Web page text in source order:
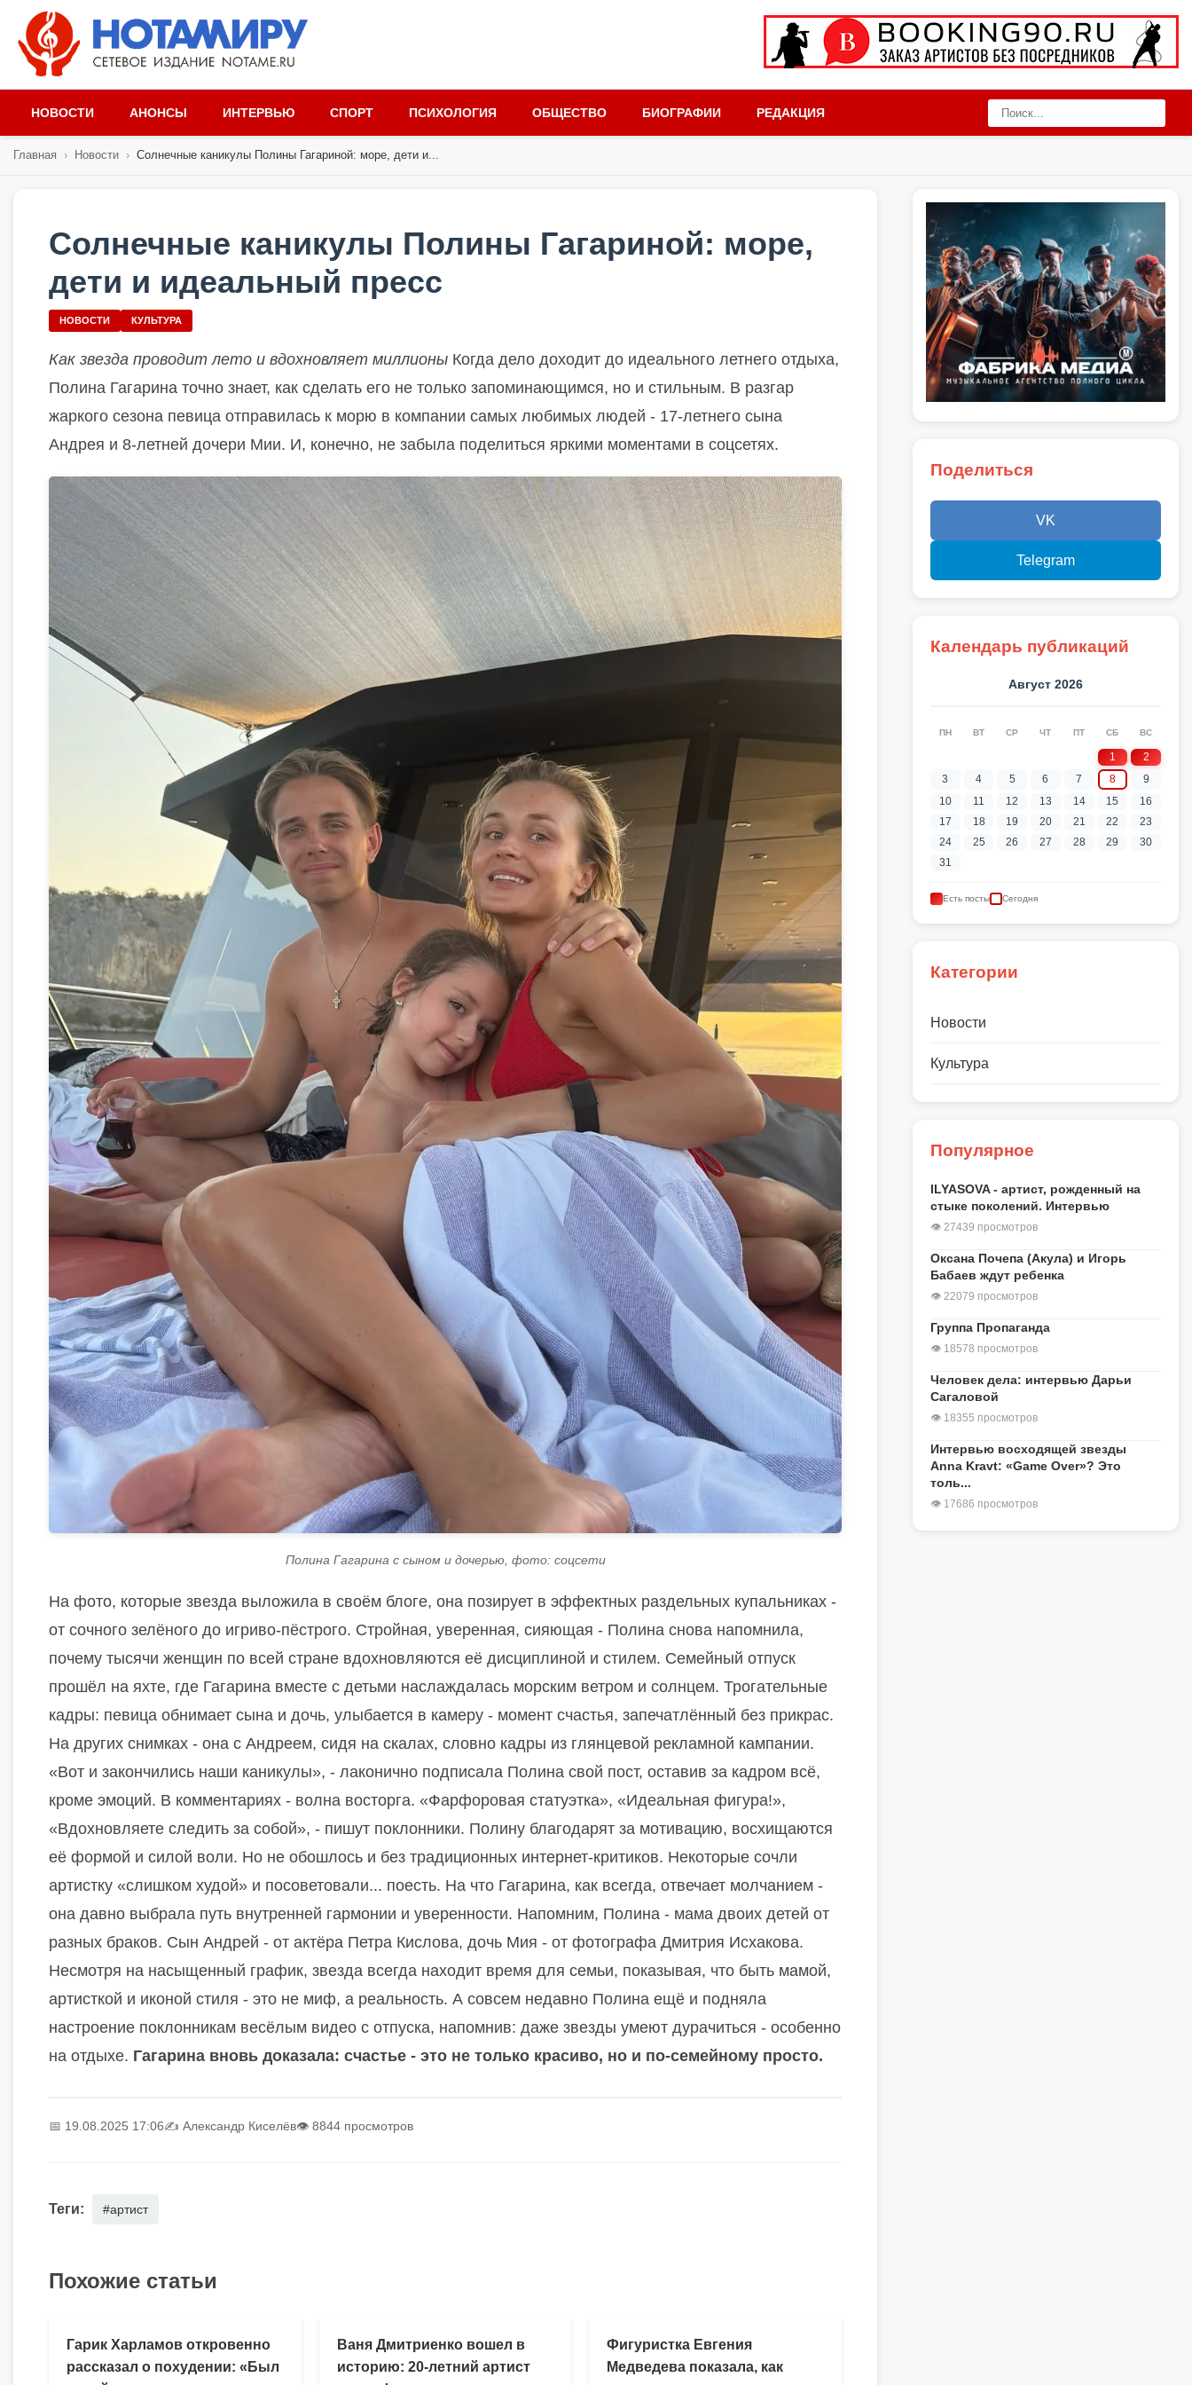
НОВОСТИ АНОНСЫ ИНТЕРВЬЮ СПОРТ ПСИХОЛОГИЯ ОБЩЕСТВО БИОГРАФИИ РЕДАКЦИЯ
Главная › Новости › Солнечные каникулы Полины Гагариной: море, дети и...
Солнечные каникулы Полины Гагариной: море,
дети и идеальный пресс
НОВОСТИ КУЛЬТУРА
Как звезда проводит лето и вдохновляет миллионы Когда дело доходит до идеального летнего отдыха,
Полина Гагарина точно знает, как сделать его не только запоминающимся, но и стильным. В разгар
жаркого сезона певица отправилась к морю в компании самых любимых людей - 17-летнего сына
Андрея и 8-летней дочери Мии. И, конечно, не забыла поделиться яркими моментами в соцсетях.
Полина Гагарина с сыном и дочерью, фото: соцсети
На фото, которые звезда выложила в своём блоге, она позирует в эффектных раздельных купальниках -
от сочного зелёного до игриво-пёстрого. Стройная, уверенная, сияющая - Полина снова напомнила,
почему тысячи женщин по всей стране вдохновляются её дисциплиной и стилем. Семейный отпуск
прошёл на яхте, где Гагарина вместе с детьми наслаждалась морским ветром и солнцем. Трогательные
кадры: певица обнимает сына и дочь, улыбается в камеру - момент счастья, запечатлённый без прикрас.
На других снимках - она с Андреем, сидя на скалах, словно кадры из глянцевой рекламной кампании.
«Вот и закончились наши каникулы», - лаконично подписала Полина свой пост, оставив за кадром всё,
кроме эмоций. В комментариях - волна восторга. «Фарфоровая статуэтка», «Идеальная фигура!»,
«Вдохновляете следить за собой», - пишут поклонники. Полину благодарят за мотивацию, восхищаются
её формой и силой воли. Но не обошлось и без традиционных интернет-критиков. Некоторые сочли
артистку «слишком худой» и посоветовали... поесть. На что Гагарина, как всегда, отвечает молчанием -
она давно выбрала путь внутренней гармонии и уверенности. Напомним, Полина - мама двоих детей от
разных браков. Сын Андрей - от актёра Петра Кислова, дочь Мия - от фотографа Дмитрия Исхакова.
Несмотря на насыщенный график, звезда всегда находит время для семьи, показывая, что быть мамой,
артисткой и иконой стиля - это не миф, а реальность. А совсем недавно Полина ещё и подняла
настроение поклонникам весёлым видео с отпуска, напомнив: даже звезды умеют дурачиться - особенно
на отдыхе. Гагарина вновь доказала: счастье - это не только красиво, но и по-семейному просто.
📅 19.08.2025 17:06✍️ Александр Киселёв👁 8844 просмотров
Теги: #артист
Похожие статьи
Гарик Харламов откровенно
рассказал о похудении: «Был
Ваня Дмитриенко вошел в
историю: 20-летний артист
Фигуристка Евгения
Медведева показала, как
Поделиться
VK
Telegram
Календарь публикаций
Август 2026
ПН ВТ СР ЧТ ПТ СБ ВС
1
2
3
4 5 6 7 8
9
10
11 12 13 14 15
16
17
18 19 20 21 22
23
24
25 26 27 28 29
30
31
Есть посты Сегодня
Категории
Новости
Культура
Популярное
ILYASOVA - артист, рожденный на
стыке поколений. Интервью
👁 27439 просмотров
Оксана Почепа (Акула) и Игорь
Бабаев ждут ребенка
👁 22079 просмотров
Группа Пропаганда
👁 18578 просмотров
Человек дела: интервью Дарьи
Сагаловой
👁 18355 просмотров
Интервью восходящей звезды
Anna Kravt: «Game Over»? Это
толь...
👁 17686 просмотров